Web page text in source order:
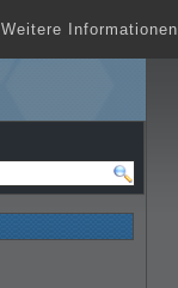
Weitere Informationen